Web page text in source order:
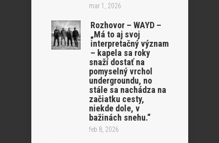
mar 1, 2026
Rozhovor – WAYD –
„Má to aj svoj
interpretačný význam
– kapela sa roky
snaží dostať na
pomyselný vrchol
undergroundu, no
stále sa nachádza na
začiatku cesty,
niekde dole, v
bažinách snehu.“
feb 8, 2026